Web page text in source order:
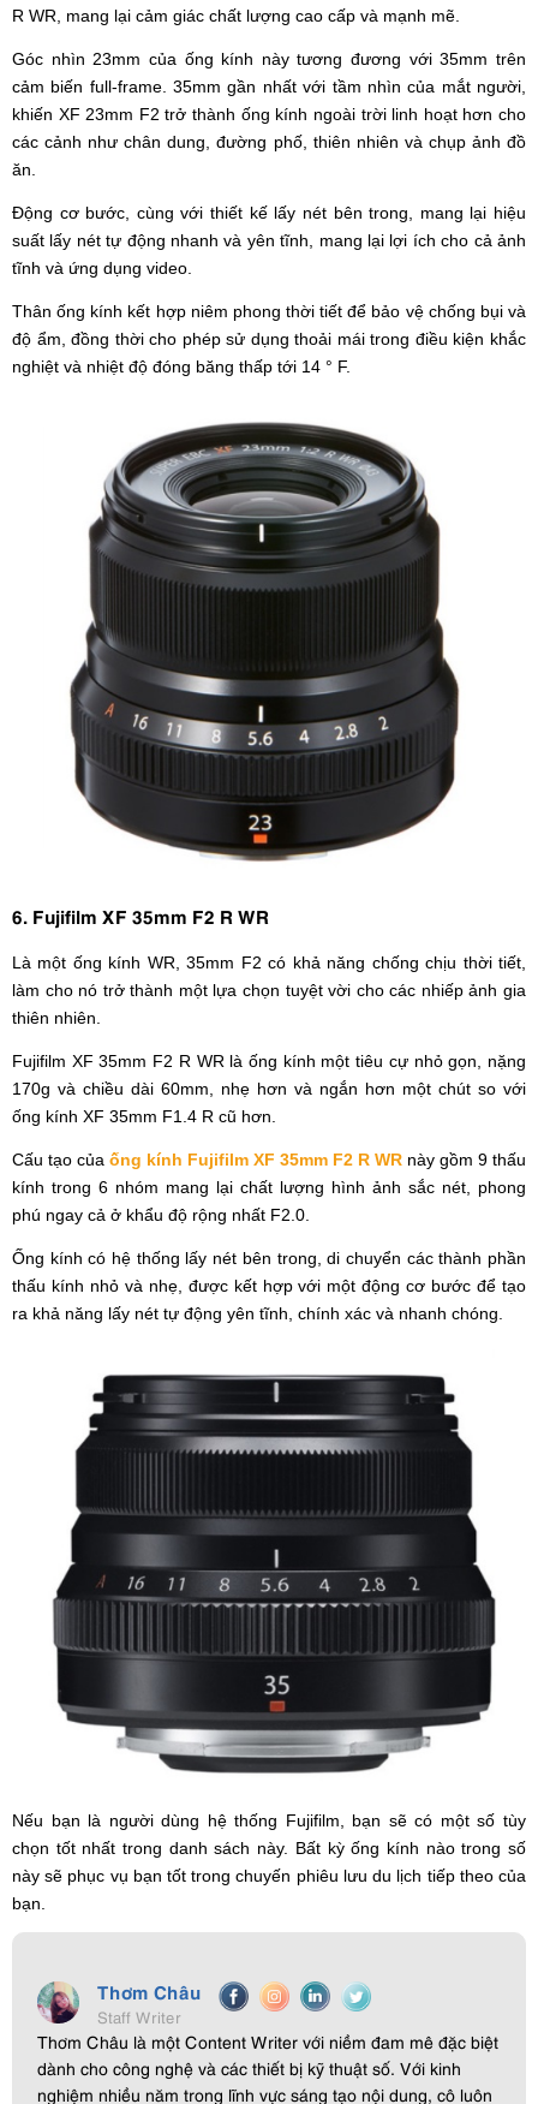
R WR, mang lại cảm giác chất lượng cao cấp và mạnh mẽ.
Góc nhìn 23mm của ống kính này tương đương với 35mm trên
cảm biến full-frame. 35mm gần nhất với tầm nhìn của mắt người,
khiến XF 23mm F2 trở thành ống kính ngoài trời linh hoạt hơn cho
các cảnh như chân dung, đường phố, thiên nhiên và chụp ảnh đồ
ăn.
Động cơ bước, cùng với thiết kế lấy nét bên trong, mang lại hiệu
suất lấy nét tự động nhanh và yên tĩnh, mang lại lợi ích cho cả ảnh
tĩnh và ứng dụng video.
Thân ống kính kết hợp niêm phong thời tiết để bảo vệ chống bụi và
độ ẩm, đồng thời cho phép sử dụng thoải mái trong điều kiện khắc
nghiệt và nhiệt độ đóng băng thấp tới 14 ° F.
6. Fujifilm XF 35mm F2 R WR
Là một ống kính WR, 35mm F2 có khả năng chống chịu thời tiết,
làm cho nó trở thành một lựa chọn tuyệt vời cho các nhiếp ảnh gia
thiên nhiên.
Fujifilm XF 35mm F2 R WR là ống kính một tiêu cự nhỏ gọn, nặng
170g và chiều dài 60mm, nhẹ hơn và ngắn hơn một chút so với
ống kính XF 35mm F1.4 R cũ hơn.
Cấu tạo của ống kính Fujifilm XF 35mm F2 R WR này gồm 9 thấu
kính trong 6 nhóm mang lại chất lượng hình ảnh sắc nét, phong
phú ngay cả ở khẩu độ rộng nhất F2.0.
Ống kính có hệ thống lấy nét bên trong, di chuyển các thành phần
thấu kính nhỏ và nhẹ, được kết hợp với một động cơ bước để tạo
ra khả năng lấy nét tự động yên tĩnh, chính xác và nhanh chóng.
Nếu bạn là người dùng hệ thống Fujifilm, bạn sẽ có một số tùy
chọn tốt nhất trong danh sách này. Bất kỳ ống kính nào trong số
này sẽ phục vụ bạn tốt trong chuyến phiêu lưu du lịch tiếp theo của
bạn.
Thơm Châu
Staff Writer
Thơm Châu là một Content Writer với niềm đam mê đặc biệt
dành cho công nghệ và các thiết bị kỹ thuật số. Với kinh
nghiệm nhiều năm trong lĩnh vực sáng tạo nội dung, cô luôn